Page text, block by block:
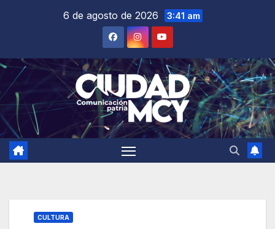
6 de agosto de 2026 3:41 am
CULTURA